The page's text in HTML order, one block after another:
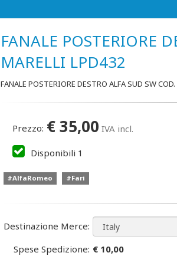
FANALE POSTERIORE
MARELLI LPD432
FANALE POSTERIORE DESTRO ALFA SUD SW
Prezzo: €35,00 IVA incl.
Disponibili 1
#AlfaRomeo #Fari
Destinazione Merce:
Spese Spedizione: € 10,00